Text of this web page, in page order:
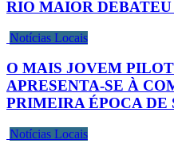
RIO MAIOR
Notícias Locais
O MAIS JOVEM
APRESENTA-SE À
PRIMEIRA ÉPOCA DE
Notícias Locais